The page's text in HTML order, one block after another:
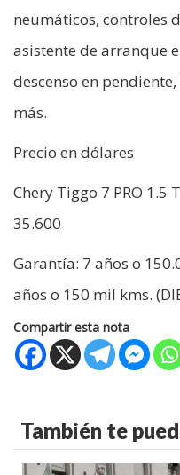
neumáticos, controles
asistente de arranque
descenso en
más.
Precio en dólares
Chery Tiggo 7 PRO 1.5
35.600
Garantía: 7 años o
años o 150 mil kms.
Compartir esta nota
También te